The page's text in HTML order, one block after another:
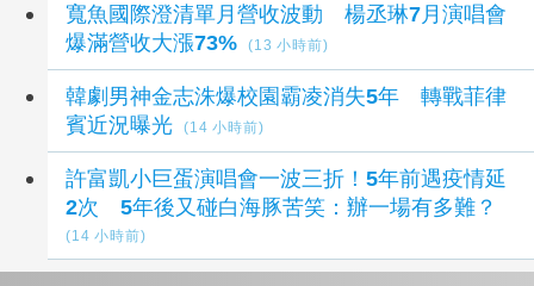
寬魚國際澄清單月營收波動 楊丞琳7月演唱會
爆滿營收大漲73%
(13 小時前)
韓劇男神金志洙爆校園霸凌消失5年 轉戰菲律
賓近況曝光
(14 小時前)
許富凱小巨蛋演唱會一波三折！5年前遇疫情延
2次 5年後又碰白海豚苦笑：辦一場有多難？
(14 小時前)